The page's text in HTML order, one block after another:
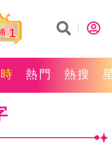
1
熱門 熱搜